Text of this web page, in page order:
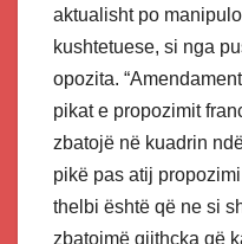
aktualisht po
kushtetuese, si nga
opozita.
pikat e propozimit
zbatojë në kuadrin
pikë pas atij
thelbi është që ne si
zbatojmë gjithçka që